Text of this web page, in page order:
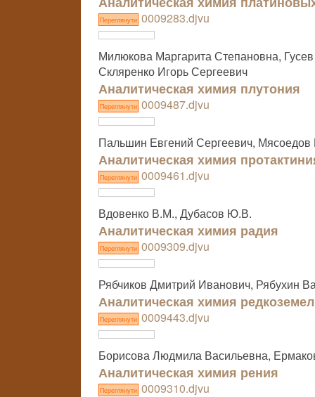
Переглянути 0009283.djvu
Милюкова Маргарита Степановна,
Скляренко Игорь Сергеевич
Аналитическая химия плутония
Переглянути 0009487.djvu
Пальшин Евгений Сергеевич,
Аналитическая химия
Переглянути 0009461.djvu
Вдовенко В.М., Дубасов Ю.В.
Аналитическая химия радия
Переглянути 0009309.djvu
Рябчиков Дмитрий Иванович, Рябухин
Аналитическая химия
Переглянути 0009443.djvu
Борисова Людмила Васильевна,
Аналитическая химия рения
Переглянути 0009310.djvu